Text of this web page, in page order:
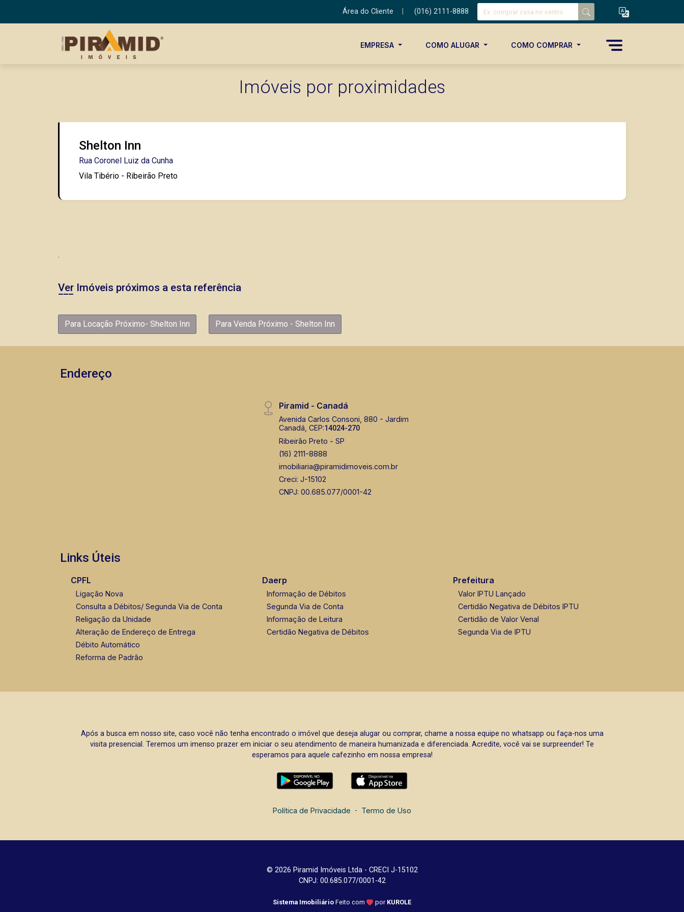
Área do Cliente (016) 2111-8888
EMPRESA COMO ALUGAR COMO COMPRAR
Imóveis por proximidades
Shelton Inn
Rua Coronel Luiz da Cunha
Vila Tibério - Ribeirão Preto
.
Ver Imóveis próximos a esta referência
Para Locação Próximo- Shelton Inn Para Venda Próximo - Shelton Inn
Endereço
Piramid - Canadá
Avenida Carlos Consoni, 880 - Jardim
Canadá, CEP:14024-270
Ribeirão Preto - SP
(16) 2111-8888
imobiliaria@piramidimoveis.com.br
Creci: J-15102
CNPJ: 00.685.077/0001-42
Links Úteis
CPFL
Ligação Nova
Consulta a Débitos/ Segunda Via de Conta
Religação da Unidade
Alteração de Endereço de Entrega
Débito Automático
Reforma de Padrão
Daerp
Informação de Débitos
Segunda Via de Conta
Informação de Leitura
Certidão Negativa de Débitos
Prefeitura
Valor IPTU Lançado
Certidão Negativa de Débitos IPTU
Certidão de Valor Venal
Segunda Via de IPTU
Após a busca em nosso site, caso você não tenha encontrado o imóvel que deseja alugar ou comprar, chame a nossa equipe no whatsapp ou faça-nos uma
visita presencial. Teremos um imenso prazer em iniciar o seu atendimento de maneira humanizada e diferenciada. Acredite, você vai se surpreender! Te
esperamos para aquele cafezinho em nossa empresa!
Política de Privacidade - Termo de Uso
© 2026 Piramid Imóveis Ltda - CRECI J-15102
CNPJ: 00.685.077/0001-42
Sistema Imobiliário Feito com por KUROLE